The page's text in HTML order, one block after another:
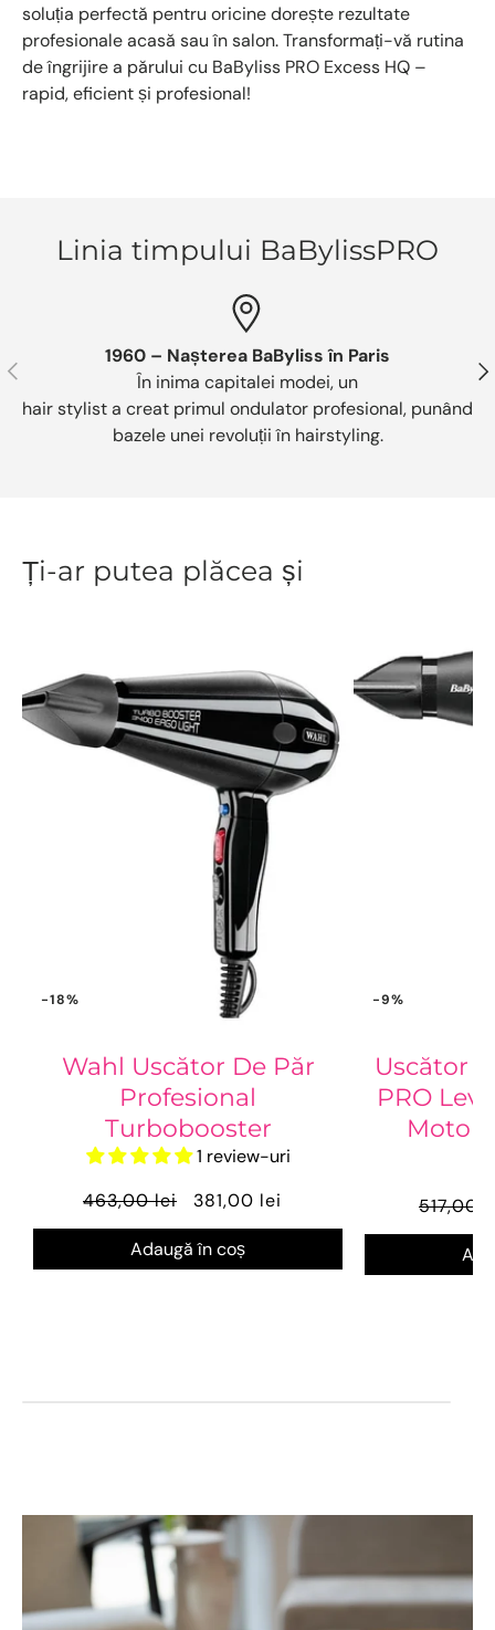
soluția perfectă pentru oricine dorește rezultate
profesionale acasă sau în salon. Transformați-vă rutina
de îngrijire a părului cu BaByliss PRO Excess HQ –
rapid, eficient și profesional!
Linia timpului BaBylissPRO
Anterior
1960 – Nașterea BaByliss în Paris
În inima capitalei modei, un
hair stylist a creat primul ondulator profesional, punând
bazele unei revoluții în hairstyling.
Ți-ar putea plăcea și
-18%
Wahl Uscător De Păr
Profesional
Turbobooster
1 review-uri
463,00 lei
381,00 lei
Adaugă în coș
-9%
Uscător
PRO
Motor
517,00